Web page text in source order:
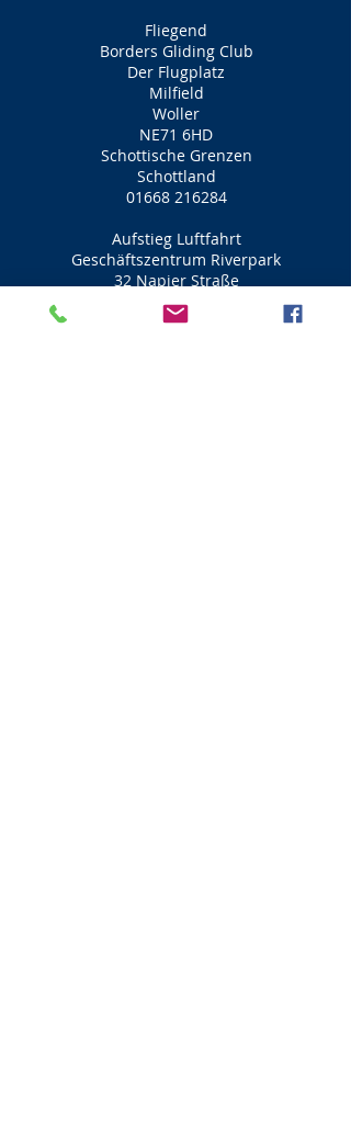
Fliegend
Borders Gliding Club
Der Flugplatz
Milfield
Woller
NE71 6HD
Schottische Grenzen
Schottland
01668 216284
Aufstieg Luftfahrt
Geschäftszentrum Riverpark
32 Napier Straße
Linwood
Paisley